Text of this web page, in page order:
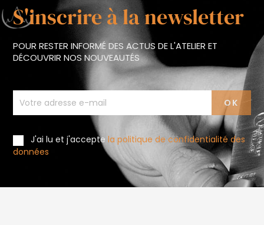
S'inscrire à la newsletter
POUR RESTER INFORMÉ DES ACTUS DE L'ATELIER ET
DÉCOUVRIR NOS NOUVEAUTÉS
J'ai lu et j'acceptela politique de confidentialité des
données